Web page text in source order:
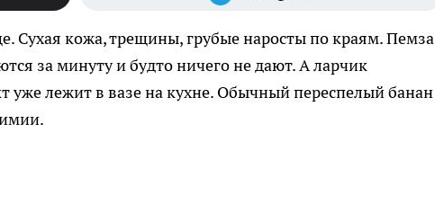
Сухая кожа, трещины, грубые наросты по краям. Пемза
за минуту и будто ничего не дают. А ларчик
уже лежит в вазе на кухне. Обычный переспелый банан